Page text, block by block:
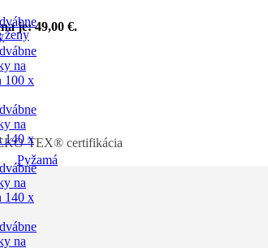
ženy
Pyžamá
na
100 x
na
140 x
na
140 x
na
je: 49,00 €.
TEX® certifikácia